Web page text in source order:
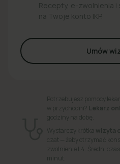
Recepty, e-zwolnienia i
na Twoje konto IKP.
Umów
Potrzebujesz pomocy
w przychodni? Lekarz
godziny na dobę.
Wystarczy krótka wizyta
czat — żeby otrzymać
zwolnienie L4. Średni
minut.